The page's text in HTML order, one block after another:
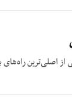
اصلی‌ترین راه‌های